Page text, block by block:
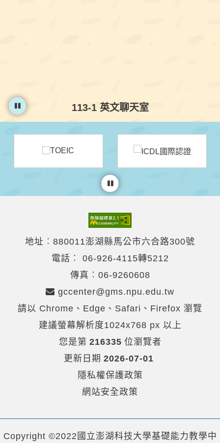
113-1 英文聊天室
地址︰880011澎湖縣馬公市六合路300號
電話︰ 06-926-4115轉5212
傳真︰06-9260608
gccenter@gms.npu.edu.tw
請以 Chrome、Edge、Safari、Firefox 瀏覽
建議螢幕解析度1024x768 px 以上
您是第 216335 位瀏覽者
更新日期 2026-07-01
隱私權保護政策
網站安全政策
Copyright ©2022國立澎湖科技大學基礎能力教學中